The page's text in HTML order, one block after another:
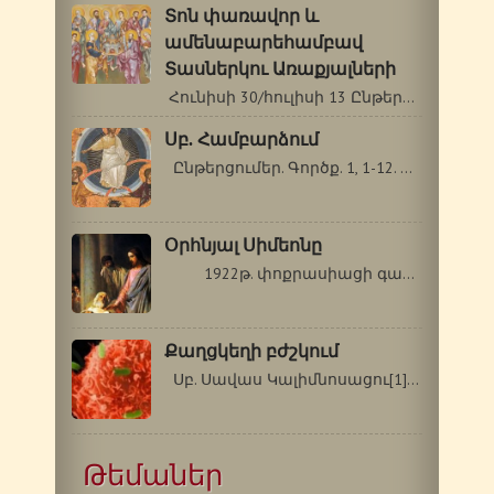
Տոն փառավոր և
ամենաբարեհամբավ
Տասներկու Առաքյալների
Հունիսի 30/հուլիսի 13 Ընթերցումներ.…
Սբ. Համբարձում
Ընթերցումեր. Գործք. 1, 1-12. Ղուկաս…
Օրհնյալ Սիմեոնը
1922թ. փոքրասիացի գաղթականների…
Քաղցկեղի բժշկում
Սբ. Սավաս Կալիմնոսացու[1] բարեխոսությամբ…
Թեմաներ